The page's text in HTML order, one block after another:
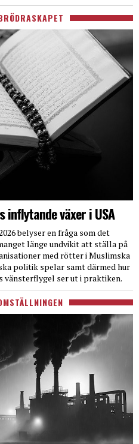
inflytande växer i USA
belyser en fråga som det
länge undvikit att ställa på
med rötter i Muslimska
politik spelar samt därmed hur
ser ut i praktiken.